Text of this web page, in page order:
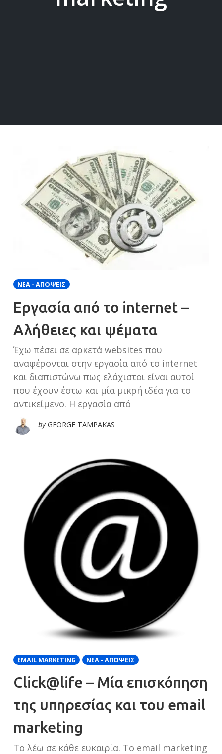
ΝΈΑ - ΑΠΌΨΕΙΣ
Εργασία από το internet –
Αλήθειες και ψέματα
Έχω πέσει σε αρκετά websites που
αναφέρονται στην εργασία από το internet
και διαπιστώνω πως ελάχιστοι είναι αυτοί
που έχουν έστω και μία μικρή ιδέα για το
αντικείμενο. Η εργασία από
by GEORGE TAMPAKAS
EMAIL MARKETING ΝΈΑ - ΑΠΌΨΕΙΣ
Click@life – Μία επισκόπηση
της υπηρεσίας και του email
marketing
Το λέω σε κάθε ευκαιρία. Το email marketing